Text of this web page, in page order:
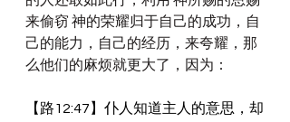
来偷窃 神的荣耀归于自己的成功，自
己的能力，自己的经历，来夸耀，那
么他们的麻烦就更大了，因为：
【路12:47】仆人知道主人的意思，却